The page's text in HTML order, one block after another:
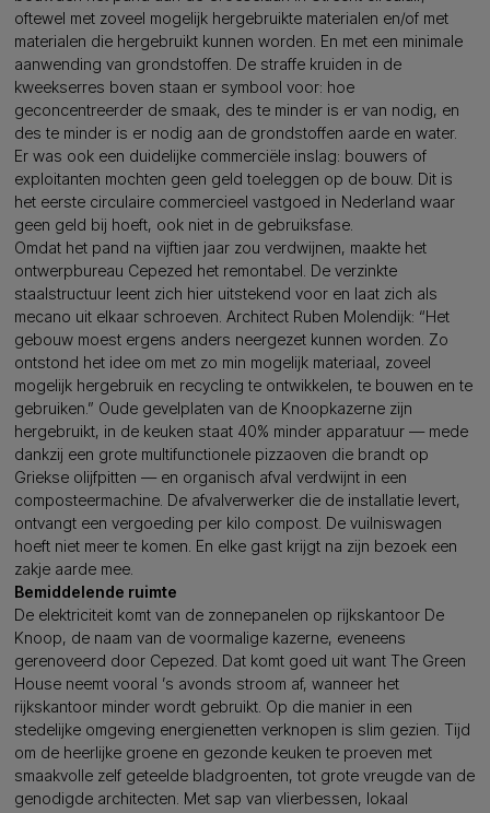
oftewel met zoveel mogelijk hergebruikte ­materialen en/of met
materialen die hergebruikt kunnen worden. En met een minimale
aanwending van grondstoffen. De straffe kruiden in de
kweekserres boven staan er symbool voor: hoe
geconcentreerder de smaak, des te minder is er van nodig, en
des te minder is er nodig aan de grondstoffen aarde en water.
Er was ook een duidelijke commerciële inslag: bouwers of
exploitanten mochten geen geld toeleggen op de bouw. Dit is
het eerste circulaire commercieel vastgoed in Nederland waar
geen geld bij hoeft, ook niet in de gebruiksfase.
Omdat het pand na vijftien jaar zou verdwijnen, maakte het
ontwerpbureau Cepezed het remontabel. De verzinkte
staalstructuur leent zich hier uitstekend voor en laat zich als
mecano uit elkaar schroeven. Architect Ruben Molendijk: “Het
gebouw moest ergens anders neergezet kunnen worden. Zo
ontstond het idee om met zo min mogelijk materiaal, zoveel
mogelijk hergebruik en recycling te ontwikkelen, te bouwen en te
gebruiken.” Oude gevelplaten van de Knoopkazerne zijn
hergebruikt, in de keuken staat 40% minder apparatuur — mede
dankzij een grote multifunctionele pizzaoven die brandt op
Griekse olijfpitten — en organisch afval verdwijnt in een
composteermachine. De afvalverwerker die de installatie levert,
ontvangt een vergoeding per kilo compost. De vuilniswagen
hoeft niet meer te komen. En elke gast krijgt na zijn bezoek een
zakje aarde mee.
Bemiddelende ruimte
De elektriciteit komt van de zonnepanelen op rijkskantoor De
Knoop, de naam van de voormalige kazerne, eveneens
gerenoveerd door Cepezed. Dat komt goed uit want The Green
House neemt vooral ’s avonds stroom af, wanneer het
rijkskantoor minder wordt gebruikt. Op die manier in een
stedelijke omgeving energienetten verknopen is slim gezien. Tijd
om de heerlijke groene en gezonde keuken te proeven met
smaakvolle zelf geteelde bladgroenten, tot grote vreugde van de
genodigde architecten. Met sap van vlierbessen, lokaal